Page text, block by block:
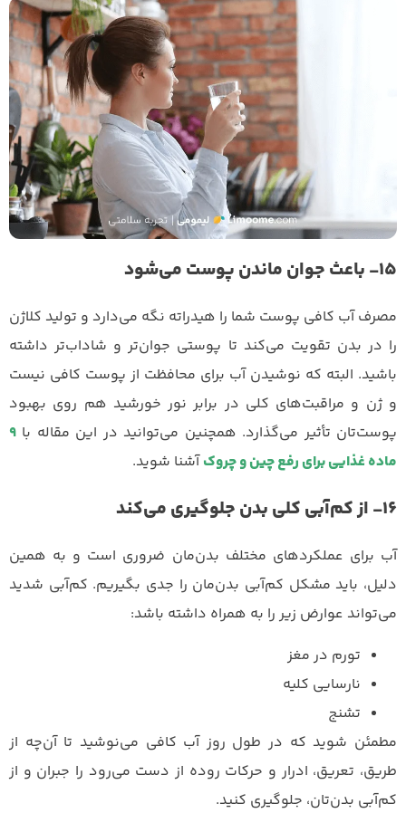
۱۵- باعث جوان ماندن پوست می‌شود
مصرف آب کافی پوست شما را هیدراته نگه می‌دارد و تولید کلاژن
را در بدن تقویت می‌کند تا پوستی جوان‌تر و شاداب‌تر داشته
باشید. البته که نوشیدن آب برای محافظت از پوست کافی نیست
و ژن و مراقبت‌های کلی در برابر نور خورشید هم روی بهبود
پوست‌تان تأثیر می‌گذارد. همچنین می‌توانید در این مقاله با ۹
ماده غذایی برای رفع چین و چروکآشنا شوید.
۱۶- از کم‌آبی کلی بدن جلوگیری می‌کند
آب برای عملکردهای مختلف بدن‌مان ضروری است و به همین
دلیل، باید مشکل کم‌آبی بدن‌مان را جدی بگیریم. کم‌آبی شدید
می‌تواند عوارض زیر را به همراه داشته باشد:‌
تورم در مغز
نارسایی کلیه
تشنج
مطمئن شوید که در طول روز آب کافی می‌نوشید تا آن‌چه از
طریق، تعریق، ادرار و حرکات روده از دست می‌رود را جبران و از
کم‌آبی بدن‌تان، جلوگیری کنید.